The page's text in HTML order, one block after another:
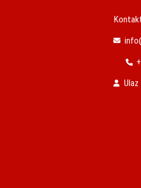
Ulaz